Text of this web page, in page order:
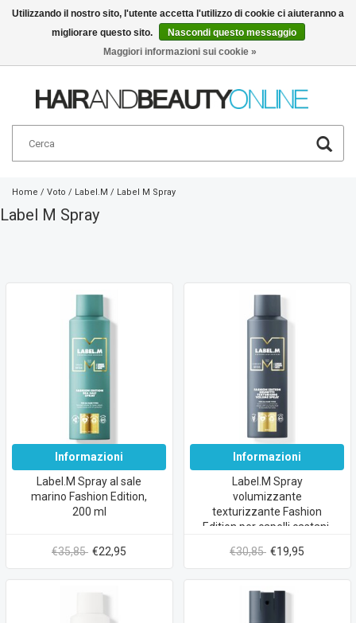
Italiano
Home / Voto / Label.M / Label M Spray
Label M Spray
Informazioni
Label.M Spray al sale
marino Fashion Edition,
200 ml
€35,85 €22,95
Informazioni
Label.M Spray
volumizzante
texturizzante Fashion
Edition per capelli castani,
€30,85 €19,95
Utilizzando il nostro sito, l'utente accetta l'utilizzo di cookie ci aiuteranno a
migliorare questo sito.
Nascondi questo messaggio
Maggiori informazioni sui cookie »